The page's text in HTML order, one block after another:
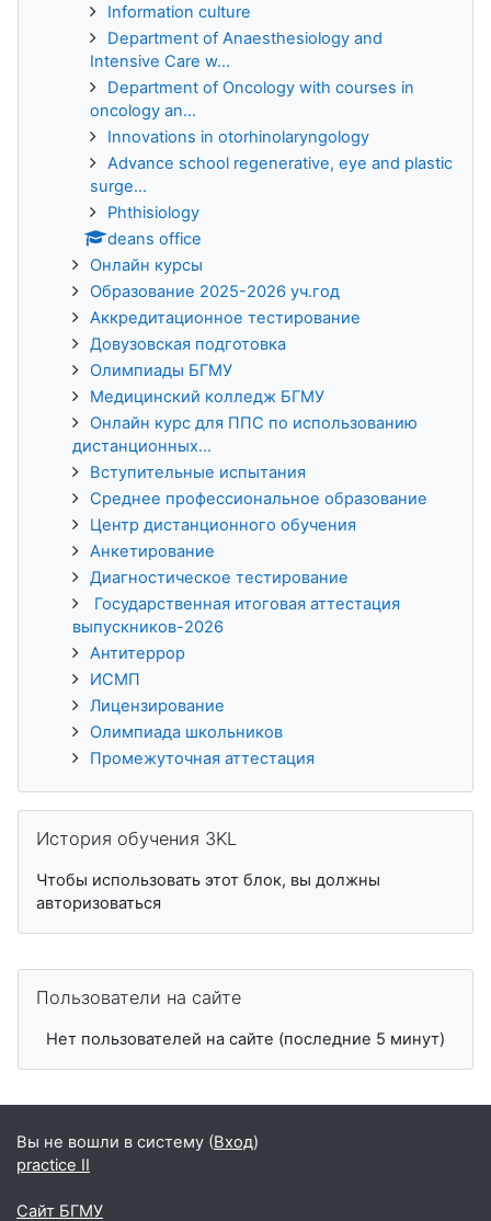
Information culture
Department of Anaesthesiology and
Intensive Care w...
Department of Oncology with courses in
oncology an...
Innovations in otorhinolaryngology
Advance school regenerative, eye and plastic
surge...
Phthisiology
deans office
Онлайн курсы
Образование 2025-2026 уч.год
Аккредитационное тестирование
Довузовская подготовка
Олимпиады БГМУ
Медицинский колледж БГМУ
Онлайн курс для ППС по использованию
дистанционных...
Вступительные испытания
Среднее профессиональное образование
Центр дистанционного обучения
Анкетирование
Диагностическое тестирование
Государственная итоговая аттестация
выпускников-2026
Антитеррор
ИСМП
Лицензирование
Олимпиада школьников
Промежуточная аттестация
История обучения 3KL
Чтобы использовать этот блок, вы должны
авторизоваться
Пользователи на сайте
Нет пользователей на сайте (последние 5 минут)
Вы не вошли в систему (Вход)
practice II
Сайт БГМУ